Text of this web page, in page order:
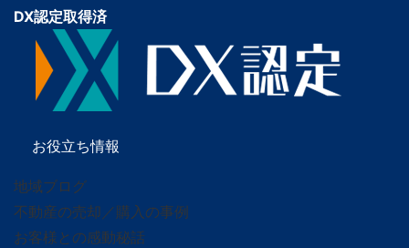
DX認定取得済
お役立ち情報
地域ブログ
不動産の売却／購入の事例
お客様との感動秘話